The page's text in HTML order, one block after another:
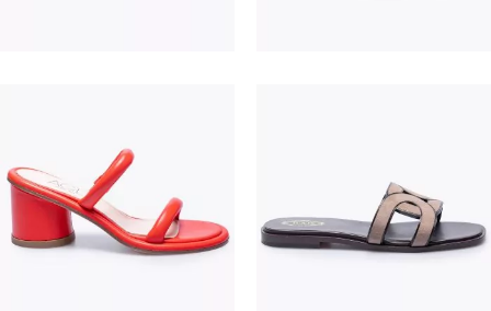
380,00 €
550,00 €